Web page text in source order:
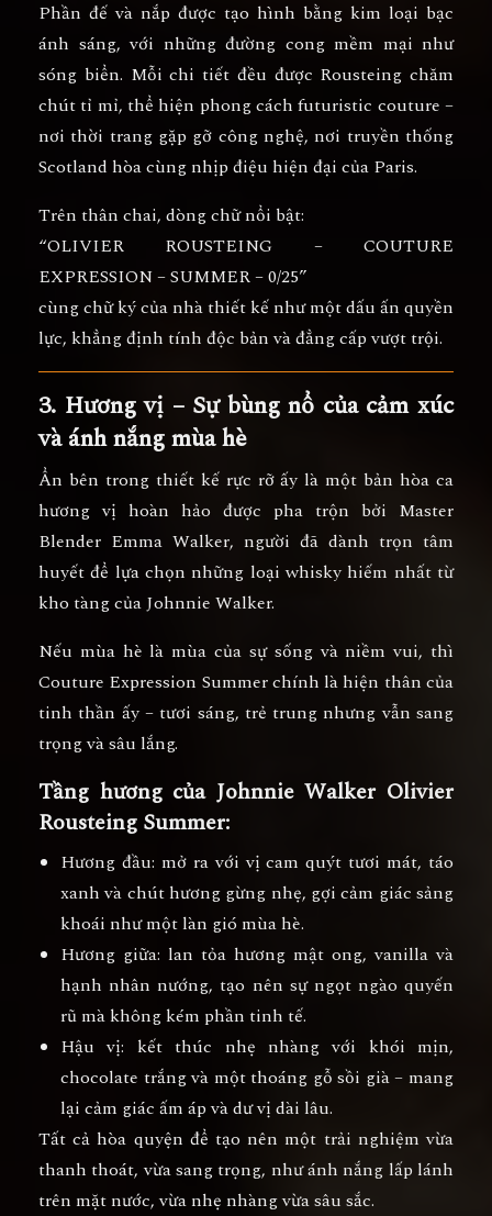
Phần đế và nắp được tạo hình bằng kim loại bạc
ánh sáng, với những đường cong mềm mại như
sóng biển. Mỗi chi tiết đều được Rousteing chăm
chút tỉ mỉ, thể hiện phong cáchfuturistic couture –
nơi thời trang gặp gỡ công nghệ, nơi truyền thống
Scotland hòa cùng nhịp điệu hiện đại của Paris.
Trên thân chai, dòng chữ nổi bật:
“OLIVIER ROUSTEING – COUTURE
EXPRESSION – SUMMER – 0/25”
cùngchữ ký của nhà thiết kếnhư một dấu ấn quyền
lực, khẳng định tính độc bản và đẳng cấp vượt trội.
3. Hương vị – Sự bùng nổ của cảm xúc
và ánh nắng mùa hè
Ẩn bên trong thiết kế rực rỡ ấy làmột bản hòa ca
hương vị hoàn hảo được pha trộn bởi Master
Blender Emma Walker, người đã dành trọn tâm
huyết để lựa chọn những loại whisky hiếm nhất từ
kho tàng của Johnnie Walker.
Nếu mùa hè là mùa của sự sống và niềm vui, thì
Couture Expression Summerchính là hiện thân của
tinh thần ấy – tươi sáng, trẻ trung nhưng vẫn sang
trọng và sâu lắng.
Tầng hương của Johnnie Walker Olivier
Rousteing Summer:
Hương đầu: mở ra với vị cam quýt tươi mát, táo
xanh và chút hương gừng nhẹ, gợi cảm giác sảng
khoái như một làn gió mùa hè.
Hương giữa: lan tỏa hương mật ong, vanilla và
hạnh nhân nướng, tạo nên sự ngọt ngào quyến
rũ mà không kém phần tinh tế.
Hậu vị: kết thúc nhẹ nhàng với khói mịn,
chocolate trắng và một thoáng gỗ sồi già – mang
lại cảm giác ấm áp và dư vị dài lâu.
Tất cả hòa quyện để tạo nênmột trải nghiệm vừa
thanh thoát, vừa sang trọng, như ánh nắng lấp lánh
trên mặt nước, vừa nhẹ nhàng vừa sâu sắc.